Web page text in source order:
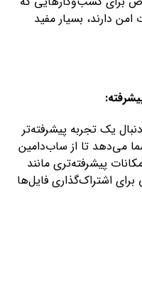
دارند، بسیار مفید
یک تجربه پیشرفته‌تر
می‌دهد تا از ساب‌دامین
پیشرفته‌تری مانند
اشتراک‌گذاری فایل‌ها